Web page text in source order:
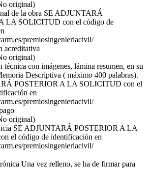
original)
de la obra SE ADJUNTARÁ
LA SOLICITUD con el código de
premiosingenieriacivil/
acreditativa
original)
técnica con imágenes, lámina resumen, en su
Descriptiva ( máximo 400 palabras).
POSTERIOR A LA SOLICITUD con el
en
premiosingenieriacivil/
original)
SE ADJUNTARÁ POSTERIOR A LA
el código de identificación en
premiosingenieriacivil/
Una vez relleno, se ha de firmar para